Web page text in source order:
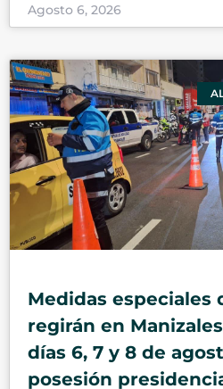
Agosto 6, 2026
Medidas especiales
regirán en
días 6, 7 y 8 de
posesión